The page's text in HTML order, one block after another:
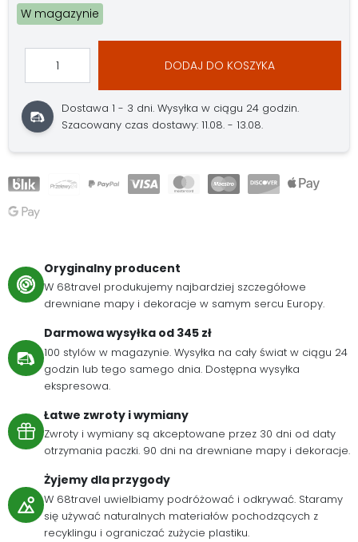
W magazynie
DODAJ DO KOSZYKA
Dostawa 1 - 3 dni.Wysyłka w ciągu 24 godzin.
Szacowany czas dostawy: 11.08. - 13.08.
Oryginalny producent
W 68travel produkujemy najbardziej szczegółowe
drewniane mapy i dekoracje w samym sercu Europy.
Darmowa wysyłka od 345 zł
100 stylów w magazynie. Wysyłka na cały świat w ciągu 24
godzin lub tego samego dnia. Dostępna wysyłka
ekspresowa.
Łatwe zwroty i wymiany
Zwroty i wymiany są akceptowane przez 30 dni od daty
otrzymania paczki. 90 dni na drewniane mapy i dekoracje.
Żyjemy dla przygody
W 68travel uwielbiamy podróżować i odkrywać. Staramy
się używać naturalnych materiałów pochodzących z
recyklingu i ograniczać zużycie plastiku.